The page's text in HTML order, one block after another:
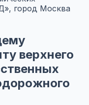
город Москва
верхнего